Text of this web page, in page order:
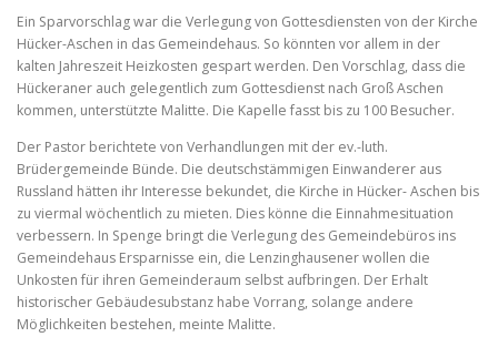
Ein Sparvorschlag war die Verlegung von Gottesdiensten von der Kirche
Hücker-Aschen in das Gemeindehaus. So könnten vor allem in der
kalten Jahreszeit Heizkosten gespart werden. Den Vorschlag, dass die
Hückeraner auch gelegentlich zum Gottesdienst nach Groß Aschen
kommen, unterstützte Malitte. Die Kapelle fasst bis zu 100 Besucher.
Der Pastor berichtete von Verhandlungen mit der ev.-luth.
Brüdergemeinde Bünde. Die deutschstämmigen Einwanderer aus
Russland hätten ihr Interesse bekundet, die Kirche in Hücker- Aschen bis
zu viermal wöchentlich zu mieten. Dies könne die Einnahmesituation
verbessern. In Spenge bringt die Verlegung des Gemeindebüros ins
Gemeindehaus Ersparnisse ein, die Lenzinghausener wollen die
Unkosten für ihren Gemeinderaum selbst aufbringen. Der Erhalt
historischer Gebäudesubstanz habe Vorrang, solange andere
Möglichkeiten bestehen, meinte Malitte.